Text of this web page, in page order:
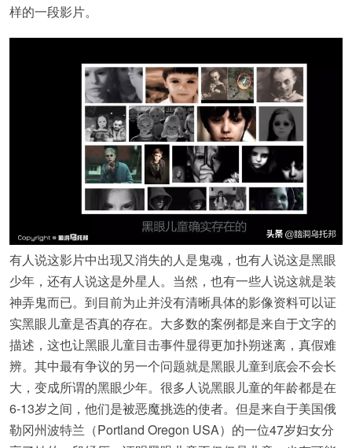
样的一段影片。
有人说这影片中出现又消失的人是鬼魂，也有人说这是黑眼
少年，还有人说这是外星人。当然，也有一些人说这就是装
神弄鬼而已。到目前为止并没有清晰具体的影像资料可以证
实黑眼儿童是否真的存在。大多数的案例都是来自于文字的
描述，这也让黑眼儿童目击事件显得更加扑朔迷离，真假难
辨。其中最有争议的另一个问题就是黑眼儿童到底会不会长
大，变成所谓的黑眼少年。很多人说黑眼儿童的年龄都是在
6-13岁之间，他们是被恶魔挑选的使者。但是来自于美国俄
勒冈州波特兰（Portland Oregon USA）的一位47岁妇女分